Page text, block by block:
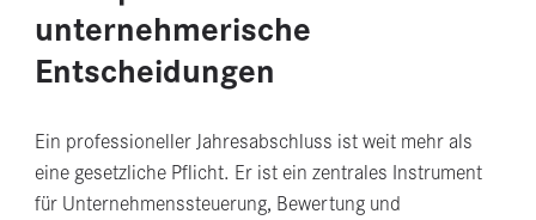
unternehmerische
Entscheidungen
Ein professioneller Jahresabschluss ist weit mehr als
eine gesetzliche Pflicht. Er ist ein zentrales Instrument
für Unternehmenssteuerung, Bewertung und